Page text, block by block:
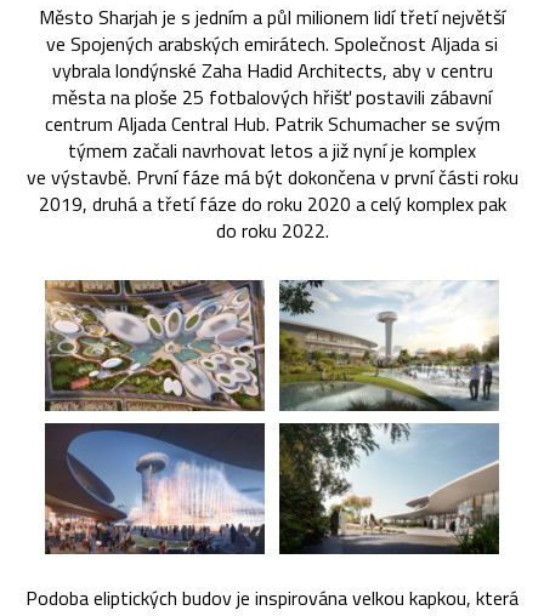
Město Sharjah je s jedním a půl milionem lidí třetí největší
ve Spojených arabských emirátech. Společnost Aljada si
vybrala londýnské Zaha Hadid Architects, aby v centru
města na ploše 25 fotbalových hřišť postavili zábavní
centrum Aljada Central Hub. Patrik Schumacher se svým
týmem začali navrhovat letos a již nyní je komplex
ve výstavbě. První fáze má být dokončena v první části roku
2019, druhá a třetí fáze do roku 2020 a celý komplex pak
do roku 2022.
Podoba eliptických budov je inspirována velkou kapkou, která